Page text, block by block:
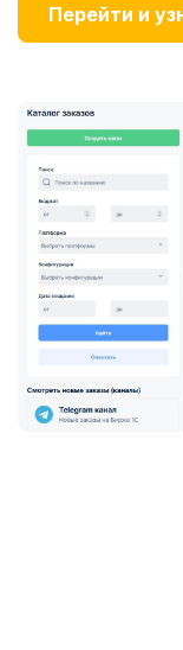
Перейти и